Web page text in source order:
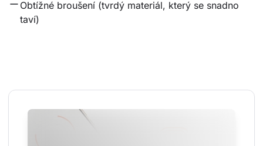
Obtížné broušení (tvrdý materiál, který se snadno
taví)